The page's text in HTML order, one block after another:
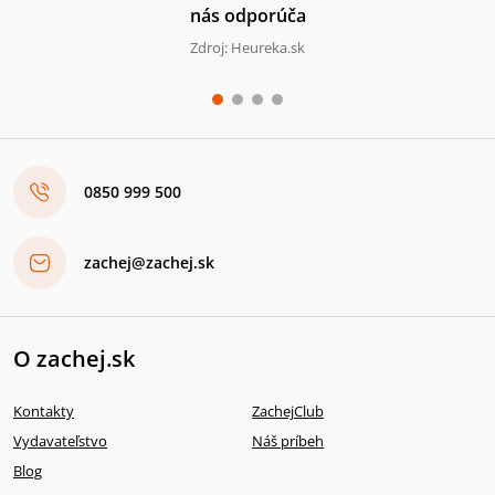
nás odporúča
Zdroj: Heureka.sk
0850 999 500
zachej@zachej.sk
O zachej.sk
Kontakty
ZachejClub
Vydavateľstvo
Náš príbeh
Blog